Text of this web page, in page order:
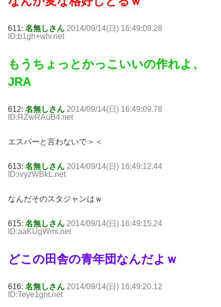
611: 名無しさん 2014/09/14(日) 16:49:09.28
ID:b1gh+wlv.net
もうちょっとかっこいいの作れよ、
JRA
612: 名無しさん 2014/09/14(日) 16:49:09.78
ID:RZwRAuB4.net
エスパーと言わないで＞＜
613: 名無しさん 2014/09/14(日) 16:49:12.44
ID:ivyzWBkL.net
なんだそのスタジャンはｗ
615: 名無しさん 2014/09/14(日) 16:49:15.24
ID:aaKUgWmi.net
どこの田舎の青年団なんだよｗ
616: 名無しさん 2014/09/14(日) 16:49:20.12
ID:Teye1gnt.net